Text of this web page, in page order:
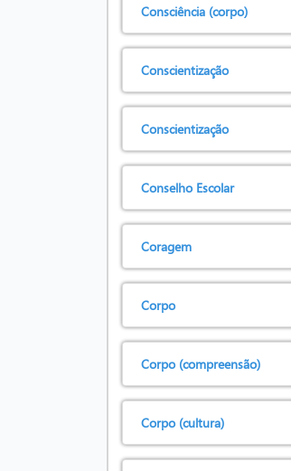
Consciência (corpo)
Conscientização
Conscientização
Conselho Escolar
Coragem
Corpo
Corpo (compreensão)
Corpo (cultura)